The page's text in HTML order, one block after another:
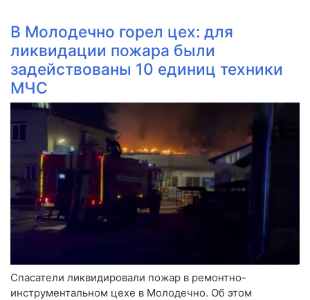
В Молодечно горел цех: для
ликвидации пожара были
задействованы 10 единиц техники
МЧС
Спасатели ликвидировали пожар в ремонтно-
инструментальном цехе в Молодечно. Об этом